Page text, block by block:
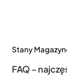
Stany
FAQ -